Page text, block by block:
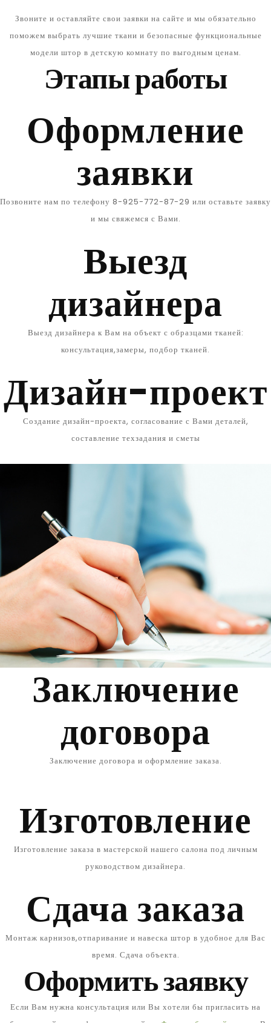
Звоните и оставляйте свои заявки на сайте и мы обязательно
поможем выбрать лучшие ткани и безопасные функциональные
модели штор в детскую комнату по выгодным ценам.
Этапы работы
Оформление
заявки
Позвоните нам по телефону 8-925-772-87-29 или оставьте заявку
и мы свяжемся с Вами.
Выезд
дизайнера
Выезд дизайнера к Вам на объект с образцами тканей:
консультация,замеры, подбор тканей.
Дизайн-проект
Создание дизайн-проекта, согласование с Вами деталей,
составление техзадания и сметы
Заключение
договора
Заключение договора и оформление заказа.
Изготовление
Изготовление заказа в мастерской нашего салона под личным
руководством дизайнера.
Сдача заказа
Монтаж карнизов,отпаривание и навеска штор в удобное для Вас
время. Сдача объекта.
Оформить заявку
Если Вам нужна консультация или Вы хотели бы пригласить на